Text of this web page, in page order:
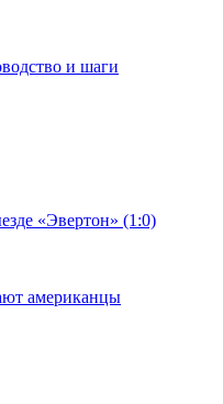
и шаги
«Эвертон» (1:0)
американцы